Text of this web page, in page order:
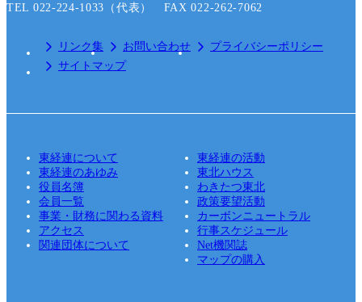
TEL 022-224-1033（代表） FAX 022-262-7062
リンク集 お問い合わせ
プライバシーポリシー
サイトマップ
東経連について
東経連の活動
東経連のあゆみ
東北ハウス
役員名簿
わきたつ東北
会員一覧
政策要望活動
事業・財務に関わる資料
カーボンニュートラル
アクセス
行事スケジュール
関連団体について
Net機関誌
マップの購入